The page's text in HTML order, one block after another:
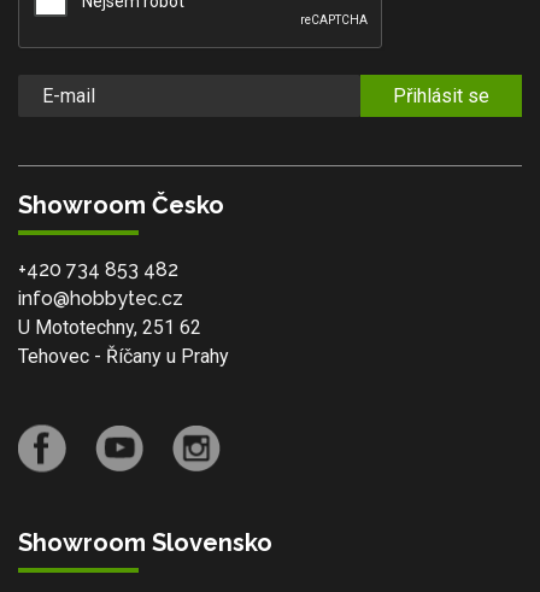
Přihlásit se
Showroom Česko
+420 734 853 482
info@hobbytec.cz
U Mototechny, 251 62
Tehovec - Říčany u Prahy
Showroom Slovensko